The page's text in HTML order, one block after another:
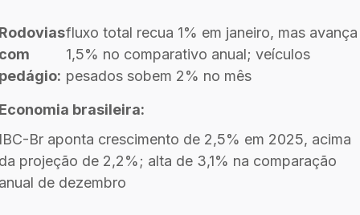
fluxo total recua 1% em janeiro, mas avança
1,5% no comparativo anual; veículos
pesados sobem 2% no mês
brasileira:
Br aponta crescimento de 2,5% em 2025, acima
projeção de 2,2%; alta de 3,1% na comparação
de dezembro